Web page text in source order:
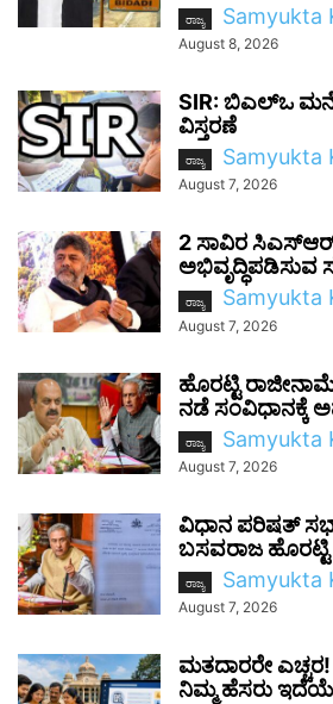
ರಾಜ್ಯ Samyukta
August 8, 2026
SIR: ಬಿಎಲ್ಒ
ವಿಸ್ತರಣೆ
ರಾಜ್ಯ Samyukta
August 7, 2026
2 ಸಾವಿರ ಸಿಎಸ್‌ಆರ್
ಅಭಿವೃದ್ಧಿಪಡಿಸುವ
ರಾಜ್ಯ Samyukta
August 7, 2026
ಹೊರಟ್ಟಿ
ನಡೆ ಸಂವಿಧಾನಕ್ಕೆ
ರಾಜ್ಯ Samyukta
August 7, 2026
ವಿಧಾನ ಪರಿಷತ್
ಬಸವರಾಜ
ರಾಜ್ಯ Samyukta
August 7, 2026
ಮತದಾರರೇ
ನಿಮ್ಮ ಹೆಸರು